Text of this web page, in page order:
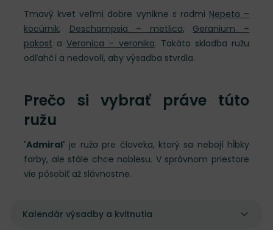
Tmavý kvet veľmi dobre vynikne s rodmi Nepeta –
kocúrnik, Deschampsia – metlica, Geranium –
pakost aVeronica – veronika. Takáto skladba ružu
odľahčí a nedovolí, aby výsadba stvrdla.
Prečo si vybrať práve túto
ružu
'Admiral' je ruža pre človeka, ktorý sa nebojí hĺbky
farby, ale stále chce noblesu. V správnom priestore
vie pôsobiť až slávnostne.
Kalendár výsadby a kvitnutia